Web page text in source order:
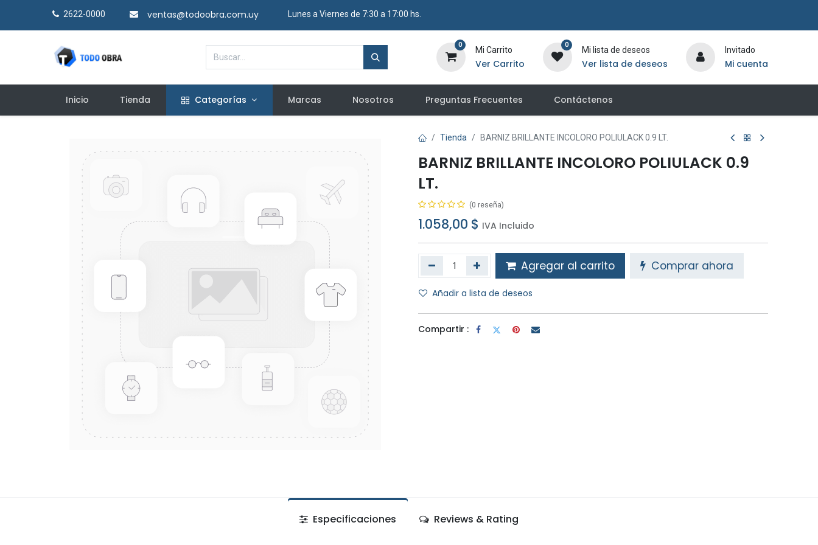
2622-0000​ ventas@todoobra.com.uy ​ Lunes a Viernes de 7:30 a 17:00 hs.
0
Mi Carrito
Ver Carrito
0
Mi lista de deseos
Ver lista de deseos
Invitado
Mi cuenta
Inicio Tienda Categorías Marcas Nosotros Preguntas Frecuentes Contáctenos
Tienda BARNIZ BRILLANTE INCOLORO POLIULACK 0.9 LT.
BARNIZ BRILLANTE INCOLORO POLIULACK 0.9
LT.
(0 reseña)
1.058,00 $ IVA Incluido
Agregar al carrito Comprar ahora
Añadir a lista de deseos
Compartir :
Especificaciones Reviews & Rating